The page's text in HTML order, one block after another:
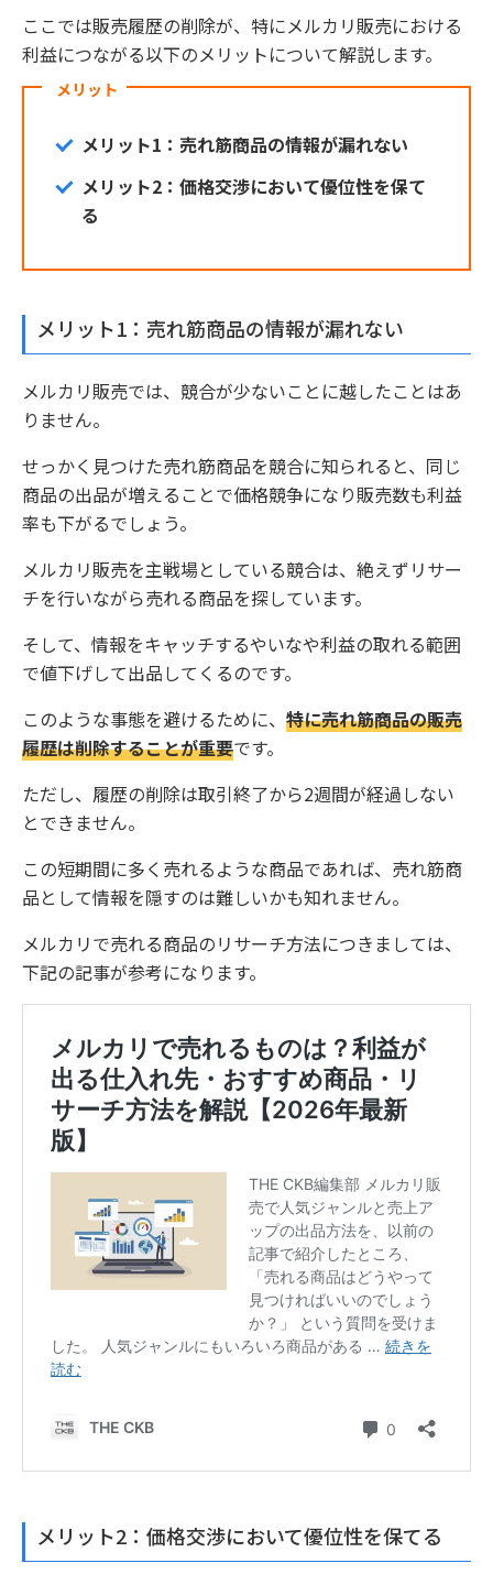
ここでは販売履歴の削除が、特にメルカリ販売における
利益につながる以下のメリットについて解説します。
メリット
メリット1：売れ筋商品の情報が漏れない
メリット2：価格交渉において優位性を保て
る
メリット1：売れ筋商品の情報が漏れない
メルカリ販売では、競合が少ないことに越したことはあ
りません。
せっかく見つけた売れ筋商品を競合に知られると、同じ
商品の出品が増えることで価格競争になり販売数も利益
率も下がるでしょう。
メルカリ販売を主戦場としている競合は、絶えずリサー
チを行いながら売れる商品を探しています。
そして、情報をキャッチするやいなや利益の取れる範囲
で値下げして出品してくるのです。
このような事態を避けるために、 特に売れ筋商品の販売
履歴は削除することが重要です。
ただし、履歴の削除は取引終了から2週間が経過しない
とできません。
この短期間に多く売れるような商品であれば、売れ筋商
品として情報を隠すのは難しいかも知れません。
メルカリで売れる商品のリサーチ方法につきましては、
下記の記事が参考になります。
メリット2：価格交渉において優位性を保てる